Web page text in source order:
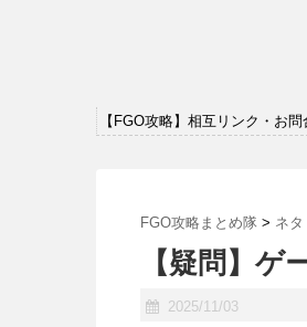
【FGO攻略】相互リンク・お
FGO攻略まとめ隊 > ネタ
【疑問】
2025/11/03